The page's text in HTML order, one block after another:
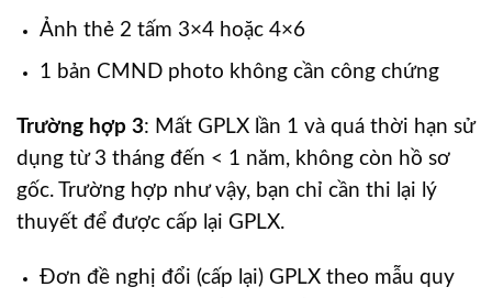
Ảnh thẻ 2 tấm 3×4 hoặc 4×6
1 bản CMND photo không cần công chứng
Trường hợp 3: Mất GPLX lần 1 và quá thời hạn sử
dụng từ 3 tháng đến < 1 năm, không còn hồ sơ
gốc. Trường hợp như vậy, bạn chỉ cần thi lại lý
thuyết để được cấp lại GPLX.
Đơn đề nghị đổi (cấp lại) GPLX theo mẫu quy